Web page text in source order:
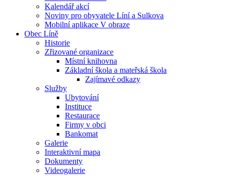
Kalendář akcí
Noviny pro obyvatele Líní a Sulkova
Mobilní aplikace V obraze
Obec Líně
Historie
Zřizované organizace
Místní knihovna
Základní škola a mateřská škola
Zajímavé odkazy
Služby
Ubytování
Instituce
Restaurace
Firmy v obci
Bankomat
Galerie
Interaktivní mapa
Dokumenty
Videogalerie